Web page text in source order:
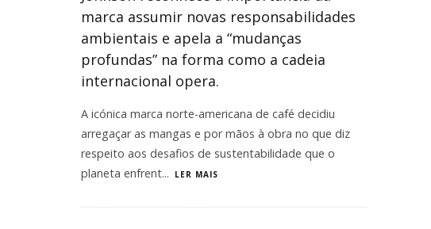
marca assumir novas responsabilidades
ambientais e apela a “mudanças
profundas” na forma como a cadeia
internacional opera.
A icónica marca norte-americana de café decidiu
arregaçar as mangas e por mãos à obra no que diz
respeito aos desafios de sustentabilidade que o
planeta enfrent... LER MAIS